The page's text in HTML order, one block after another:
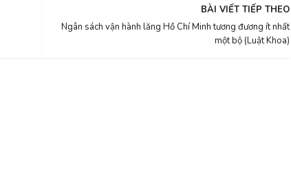
BÀI VIẾT TIẾP THEO
Ngân sách vận hành lăng Hồ Chí Minh tương đương ít nhất
một bộ (Luật Khoa)